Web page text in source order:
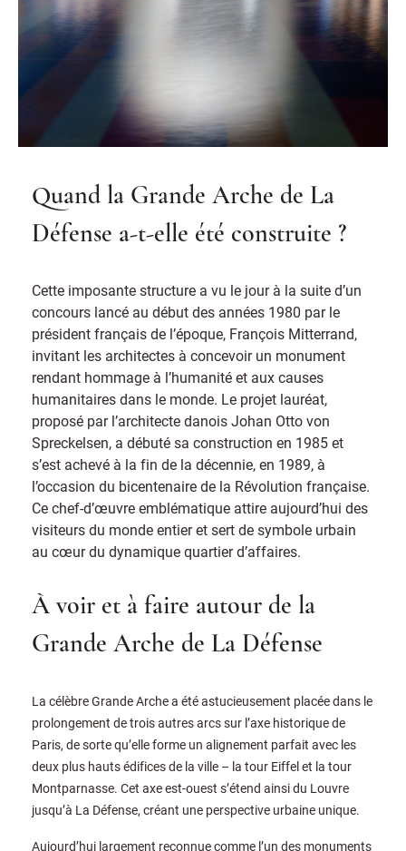
Quand la Grande Arche de La
Défense a-t-elle été construite ?
Cette imposante structure a vu le jour à la suite d’un
concours lancé au début des années 1980 par le
président français de l’époque, François Mitterrand,
invitant les architectes à concevoir un monument
rendant hommage à l’humanité et aux causes
humanitaires dans le monde. Le projet lauréat,
proposé par l’architecte danois Johan Otto von
Spreckelsen, a débuté sa construction en 1985 et
s’est achevé à la fin de la décennie, en 1989, à
l’occasion du bicentenaire de la Révolution française.
Ce chef-d’œuvre emblématique attire aujourd’hui des
visiteurs du monde entier et sert de symbole urbain
au cœur du dynamique quartier d’affaires.
À voir et à faire autour de la
Grande Arche de La Défense
La célèbre Grande Arche a été astucieusement placée dans le
prolongement de trois autres arcs sur l’axe historique de
Paris, de sorte qu’elle forme un alignement parfait avec les
deux plus hauts édifices de la ville – la tour Eiffel et la tour
Montparnasse. Cet axe est-ouest s’étend ainsi du Louvre
jusqu’à La Défense, créant une perspective urbaine unique.
Aujourd’hui largement reconnue comme l’un des monuments